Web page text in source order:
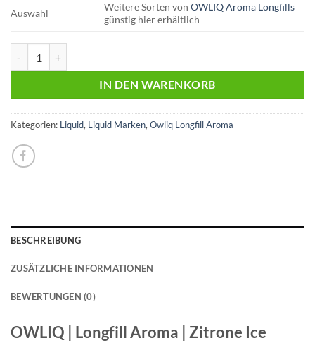
Auswahl
Weitere Sorten vonOWLIQ Aroma Longfills
günstig hier erhältlich
IN DEN WARENKORB
Kategorien: Liquid, Liquid Marken, Owliq Longfill Aroma
BESCHREIBUNG
ZUSÄTZLICHE INFORMATIONEN
BEWERTUNGEN (0)
OWLIQ | Longfill Aroma | Zitrone Ice